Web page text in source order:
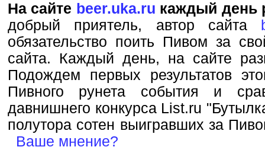
На сайте beer.uka.ru каждый день
добрый приятель, автор сайта
обязательство поить Пивом за
сайта. Каждый день, на сайте
Подождем первых результатов
Пивного рунета события и
давнишнего конкурса List.ru
полутора сотен выигравших за
Ваше мнение?